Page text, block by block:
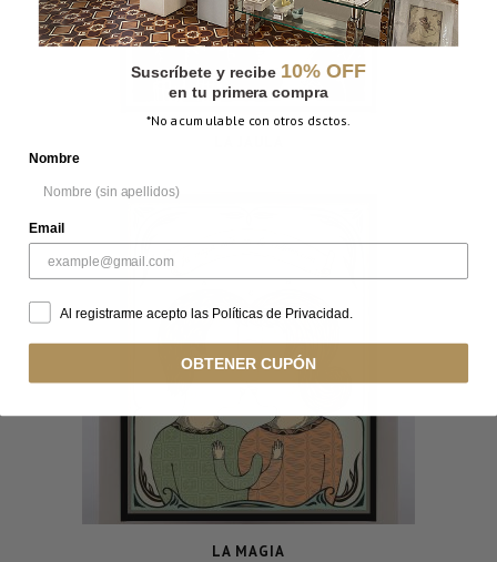
LA MAGIA
Suscríbete y recibe 10% OFF
en tu primera compra
*No acumulable con otros dsctos.
Nombre
Email
Al registrarme acepto las Políticas de Privacidad.
OBTENER CUPÓN